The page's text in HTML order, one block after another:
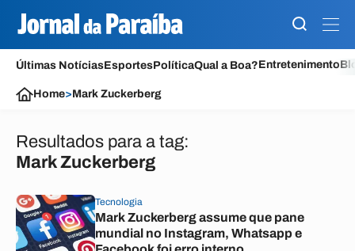
Últimas NotíciasEsportesPolíticaQual a Boa?Entretenimento
Home>Mark Zuckerberg
Resultados para a tag:
Mark Zuckerberg
Tecnologia
Mark Zuckerberg assume que pane
mundial no Instagram, Whatsapp e